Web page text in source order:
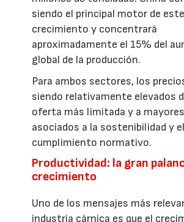
siendo el principal motor de este
crecimiento y concentrará
aproximadamente el 15% del
global de la producción.
Para ambos sectores, los
siendo relativamente elevados
oferta más limitada y a
asociados a la sostenibilidad y el
cumplimiento normativo.
Productividad: la gran
crecimiento
Uno de los mensajes más
industria cárnica es que el